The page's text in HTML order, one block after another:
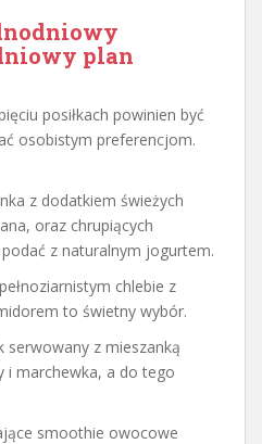
plan
posiłkach powinien być
osobistym preferencjom.
z dodatkiem świeżych
oraz chrupiących
z naturalnym jogurtem.
chlebie z
to świetny wybór.
serwowany z mieszanką
i marchewka, a do tego
smoothie owocowe